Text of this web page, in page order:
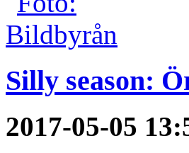
Silly season:
2017-05-05